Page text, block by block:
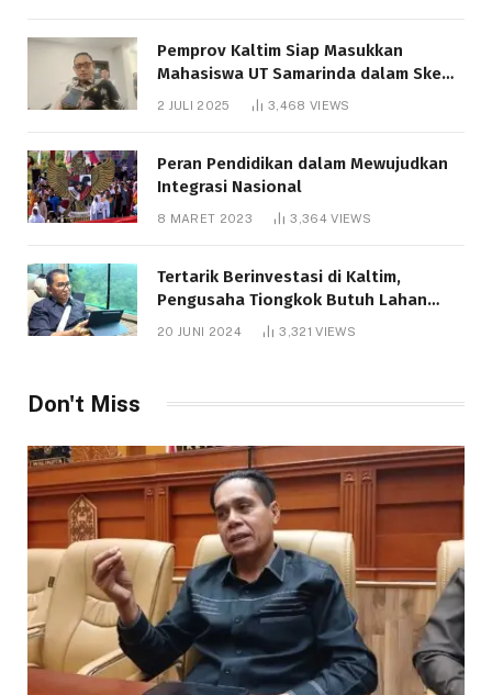
Pemprov Kaltim Siap Masukkan
Mahasiswa UT Samarinda dalam Skema
Bantuan Pendidikan Gratispol
2 JULI 2025 3,468 VIEWS
Peran Pendidikan dalam Mewujudkan
Integrasi Nasional
8 MARET 2023 3,364VIEWS
Tertarik Berinvestasi di Kaltim,
Pengusaha Tiongkok Butuh Lahan
20 JUNI 2024 3,321VIEWS
Don't Miss